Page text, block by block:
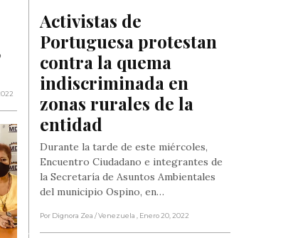
Activistas de
Portuguesa protestan
contra la quema
indiscriminada en
zonas rurales de la
entidad
Durante la tarde de este miércoles,
Encuentro Ciudadano e integrantes de
la Secretaría de Asuntos Ambientales
del municipio Ospino, en…
Por Dignora Zea / Venezuela , Enero 20, 2022